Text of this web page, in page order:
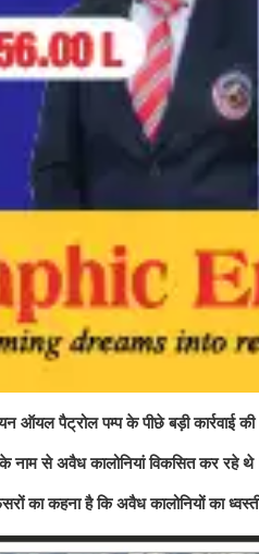
ऑयल पैट्रोल पम्प के पीछे बड़ी कार्रवाई
के नाम से अवैध कालोनियां विकसित कर
का कहना है कि अवैध कालोनियों का